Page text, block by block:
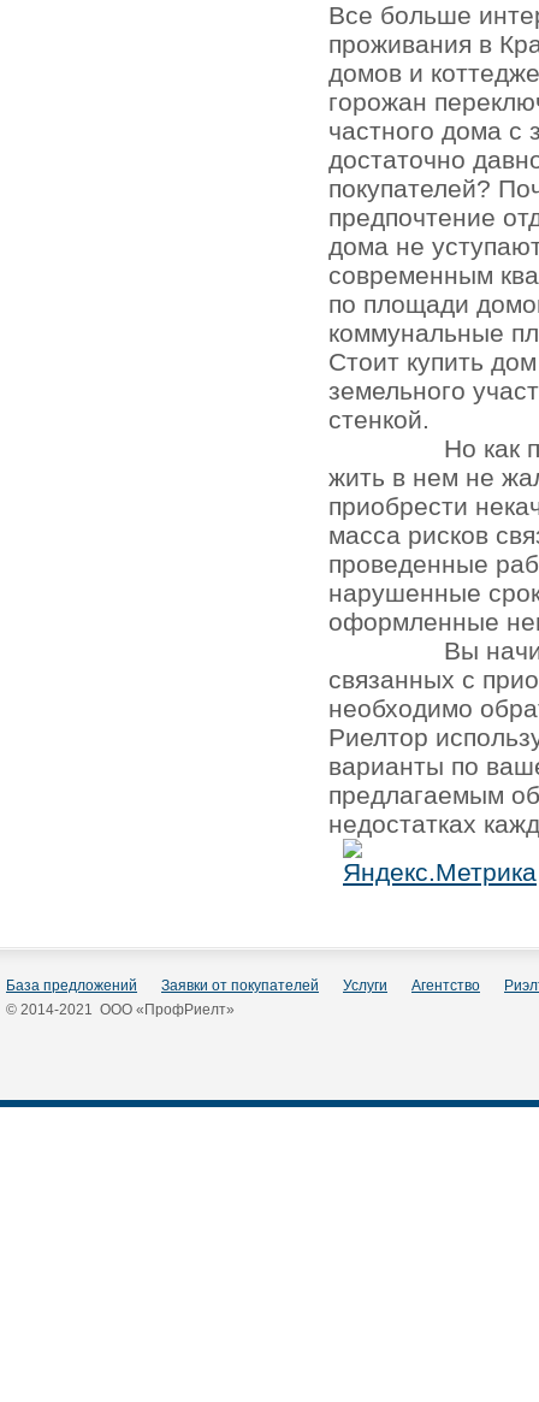
Все больше
проживания в
домов и
горожан
частного дома с
достаточно
покупателей?
предпочтение
дома не
современным
по площади
коммунальные
Стоит купить
земельного
стенкой.
Но как
жить в нем не
приобрести
масса рисков
проведенные
нарушенные
оформленные
Вы
связанных с
необходимо
Риелтор
варианты по
предлагаемым
недостатках
База предложений Заявки от покупателей Услуги Агентство
© 2014-2021 ООО «ПрофРиелт»